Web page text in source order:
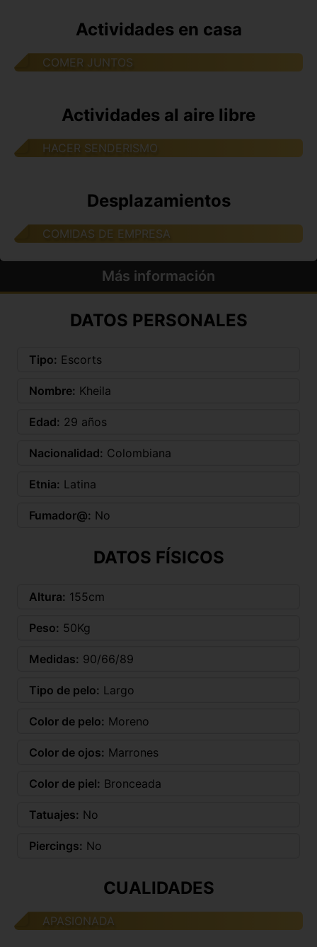
Actividades en casa
COMER JUNTOS
Actividades al aire libre
HACER SENDERISMO
Desplazamientos
COMIDAS DE EMPRESA
Más información
DATOS PERSONALES
Tipo: Escorts
Nombre: Kheila
Edad: 29 años
Nacionalidad: Colombiana
Etnia: Latina
Fumador@: No
DATOS FÍSICOS
Altura: 155cm
Peso: 50Kg
Medidas: 90/66/89
Tipo de pelo: Largo
Color de pelo: Moreno
Color de ojos: Marrones
Color de piel: Bronceada
Tatuajes: No
Piercings: No
CUALIDADES
APASIONADA